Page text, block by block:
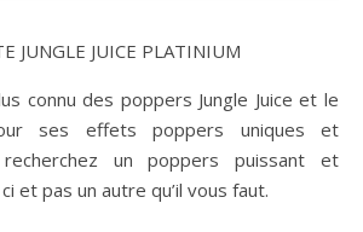
JUNGLE JUICE PLATINIUM
connu des poppers Jungle Juice et le
ses effets poppers uniques et
un poppers puissant et
et pas un autre qu’il vous faut.